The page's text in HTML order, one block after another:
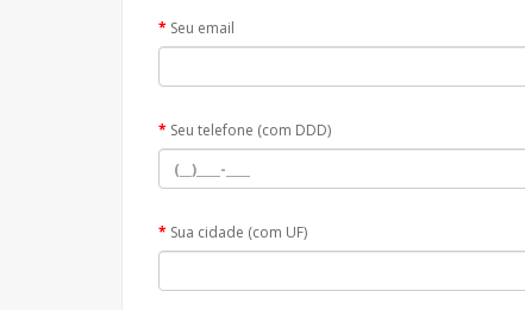
Seu email
Seu telefone (com DDD)
Sua cidade (com UF)